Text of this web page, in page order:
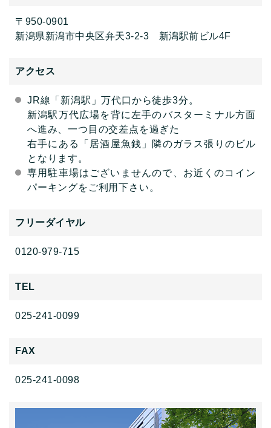
〒950-0901
新潟県新潟市中央区弁天3-2-3 新潟駅前ビル4F
アクセス
JR線「新潟駅」万代口から徒歩3分。
新潟駅万代広場を背に左手のバスターミナル方面
へ進み、一つ目の交差点を過ぎた
右手にある「居酒屋魚銭」隣のガラス張りのビル
となります。
専用駐車場はございませんので、お近くのコイン
パーキングをご利用下さい。
フリーダイヤル
0120-979-715
TEL
025-241-0099
FAX
025-241-0098